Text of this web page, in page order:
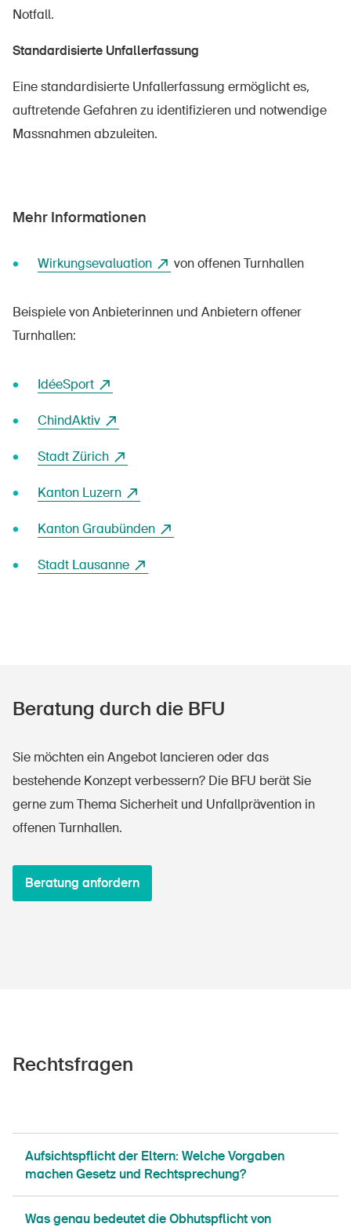
Startseite
Newsletter abonnieren
Notfall.
Standardisierte Unfallerfassung
Eine standardisierte Unfallerfassung ermöglicht es,
auftretende Gefahren zu identifizieren und notwendige
Massnahmen abzuleiten.
Mehr Informationen
Wirkungsevaluation von offenen Turnhallen
Beispiele von Anbieterinnen und Anbietern offener
Turnhallen:
IdéeSport
ChindAktiv
Stadt Zürich
Kanton Luzern
Kanton Graubünden
Stadt Lausanne
Beratung durch die BFU
Sie möchten ein Angebot lancieren oder das
bestehende Konzept verbessern? Die BFU berät Sie
gerne zum Thema Sicherheit und Unfallprävention in
offenen Turnhallen.
Beratung anfordern
Rechtsfragen
Aufsichtspflicht der Eltern: Welche Vorgaben
machen Gesetz und Rechtsprechung?
Was genau bedeutet die Obhutspflicht von